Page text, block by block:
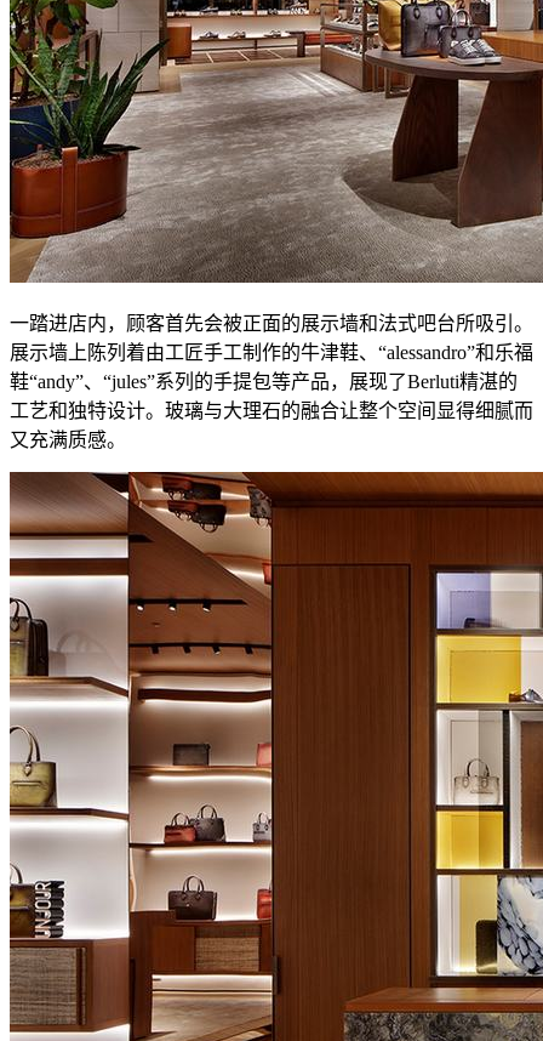
一踏进店内，顾客首先会被正面的展示墙和法式吧台所吸引。
展示墙上陈列着由工匠手工制作的牛津鞋、“alessandro”和乐福
鞋“andy”、“jules”系列的手提包等产品，展现了Berluti精湛的
工艺和独特设计。玻璃与大理石的融合让整个空间显得细腻而
又充满质感。